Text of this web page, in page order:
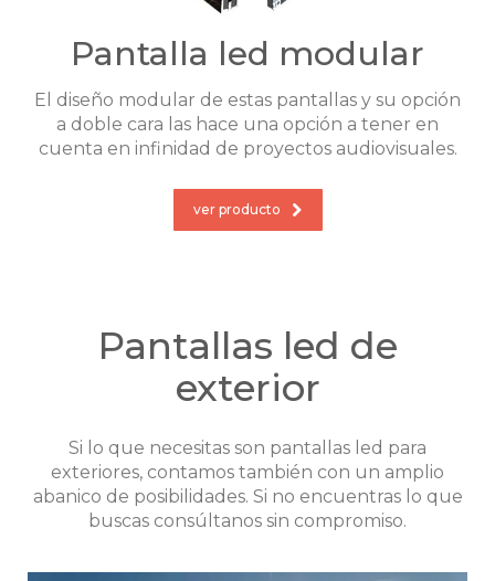
Pantalla led modular
El diseño modular de estas pantallas y su opción
a doble cara las hace una opción a tener en
cuenta en infinidad de proyectos audiovisuales.
ver producto
Pantallas led de
exterior
Si lo que necesitas son pantallas led para
exteriores, contamos también con un amplio
abanico de posibilidades. Si no encuentras lo que
buscas consúltanos sin compromiso.